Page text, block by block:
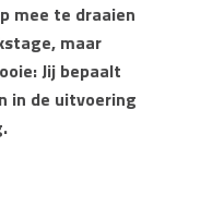
mee te draaien
maar
Jij bepaalt
in de uitvoering